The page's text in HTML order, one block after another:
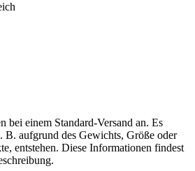
bei einem Standard-Versand an. Es
B. aufgrund des Gewichts, Größe oder
entstehen. Diese Informationen findest